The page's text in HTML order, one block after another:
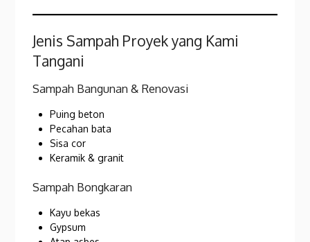
Jenis Sampah Proyek yang Kami
Tangani
Sampah Bangunan & Renovasi
Puing beton
Pecahan bata
Sisa cor
Keramik & granit
Sampah Bongkaran
Kayu bekas
Gypsum